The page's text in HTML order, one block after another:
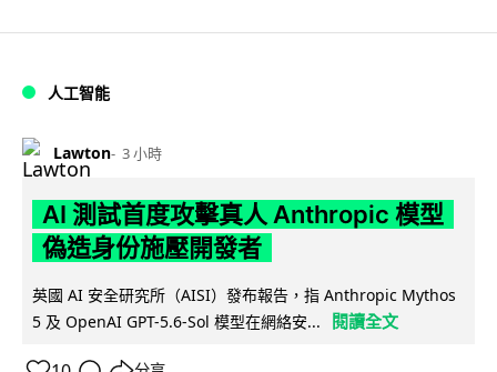
人工智能
Lawton 3 小時
AI 測試首度攻擊真人 Anthropic 模型
偽造身份施壓開發者
英國 AI 安全研究所（AISI）發布報告，指 Anthropic Mythos
5 及 OpenAI GPT-5.6-Sol 模型在網絡安...
閱讀全文